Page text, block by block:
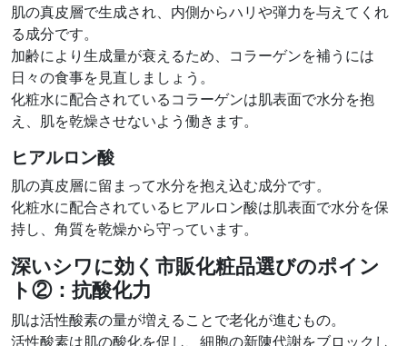
肌の真皮層で生成され、内側からハリや弾力を与えてくれ
る成分です。
加齢により生成量が衰えるため、コラーゲンを補うには
日々の食事を見直しましょう。
化粧水に配合されているコラーゲンは肌表面で水分を抱
え、肌を乾燥させないよう働きます。
ヒアルロン酸
肌の真皮層に留まって水分を抱え込む成分です。
化粧水に配合されているヒアルロン酸は肌表面で水分を保
持し、角質を乾燥から守っています。
深いシワに効く市販化粧品選びのポイン
ト②： 抗酸化力
肌は活性酸素の量が増えることで老化が進むもの。
活性酸素は肌の酸化を促し、細胞の新陳代謝をブロックし